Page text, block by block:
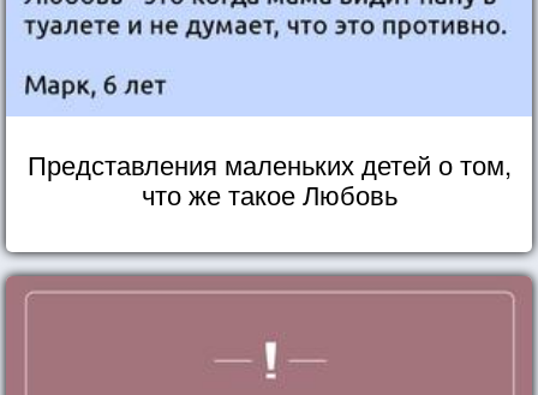
Представления маленьких детей о том,
что же такое Любовь